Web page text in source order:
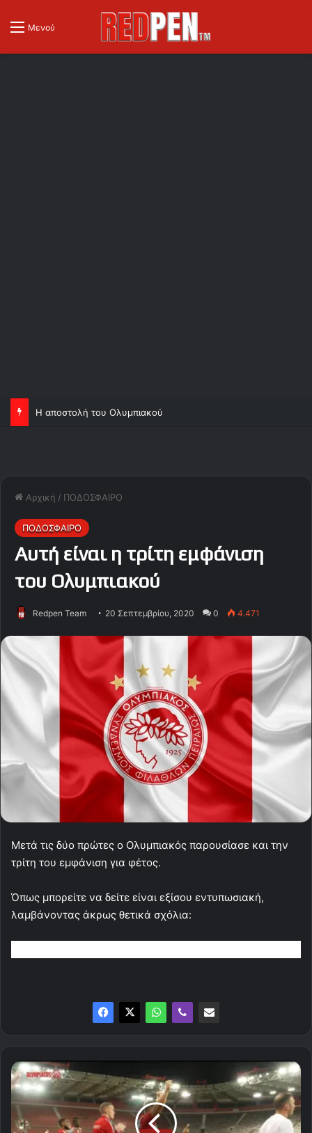
Μενού
Η αποστολή του Ολυμπιακού
Αρχική / ΠΟΔΟΣΦΑΙΡΟ
ΠΟΔΟΣΦΑΙΡΟ
Αυτή είναι η τρίτη εμφάνιση
του Ολυμπιακού
Redpen Team 20 Σεπτεμβρίου, 2020 0 4.471
Μετά τις δύο πρώτες ο Ολυμπιακός παρουσίασε και την
τρίτη του εμφάνιση για φέτος.
Όπως μπορείτε να δείτε είναι εξίσου εντυπωσιακή,
λαμβάνοντας άκρως θετικά σχόλια:
Η
παρακάμερα
του
Ολυμπιακός